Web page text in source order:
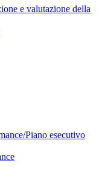
e valutazione della
Piano esecutivo